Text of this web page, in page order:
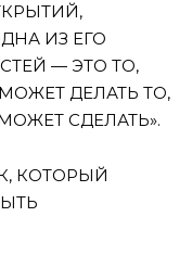
ИЗ ЕГО
— ЭТО ТО,
ДЕЛАТЬ ТО,
СДЕЛАТЬ».
КОТОРЫЙ